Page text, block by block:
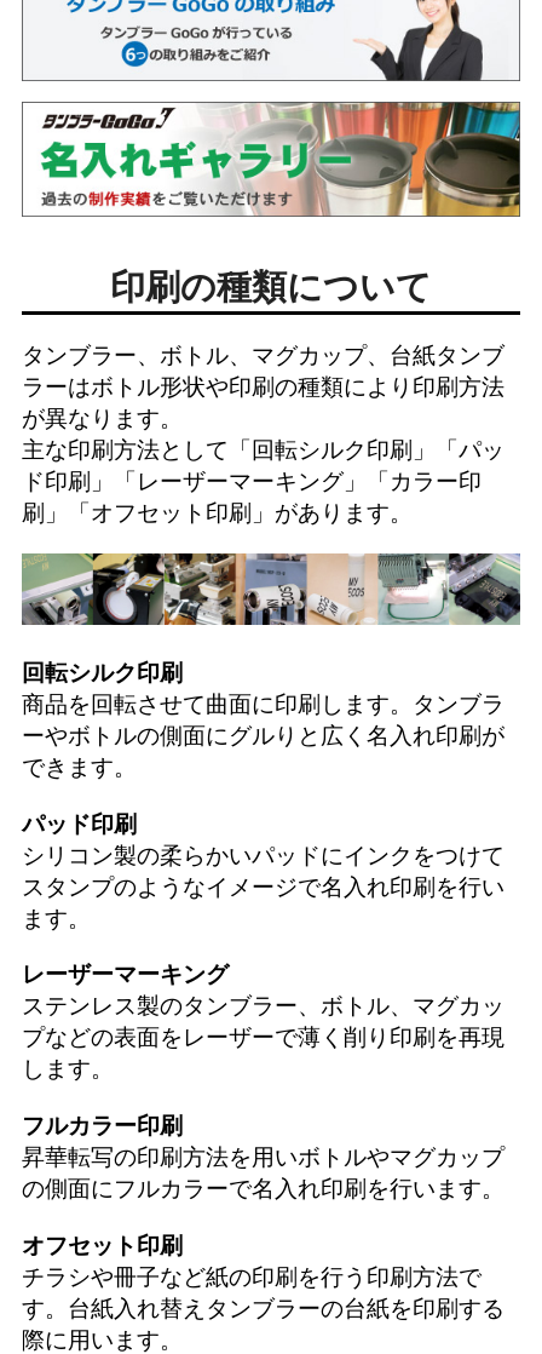
印刷の種類について
タンブラー、ボトル、マグカップ、台紙タンブ
ラーはボトル形状や印刷の種類により印刷方法
が異なります。
主な印刷方法として「回転シルク印刷 」「パッ
ド印刷 」「 レーザーマーキング」「カラー印
刷 」「オフセット印刷 」があります。
回転シルク印刷
商品を回転させて曲面に印刷します。タンブラ
ーやボトルの側面にグルりと広く名入れ印刷が
できます。
パッド印刷
シリコン製の柔らかいパッドにインクをつけて
スタンプのようなイメージで名入れ印刷を行い
ます。
レーザーマーキング
ステンレス製のタンブラー、ボトル、マグカッ
プなどの表面をレーザーで薄く削り印刷を再現
します。
フルカラー印刷
昇華転写の印刷方法を用いボトルやマグカップ
の側面にフルカラーで名入れ印刷を行います。
オフセット印刷
チラシや冊子など紙の印刷を行う印刷方法で
す。台紙入れ替えタンブラーの台紙を印刷する
際に用います。